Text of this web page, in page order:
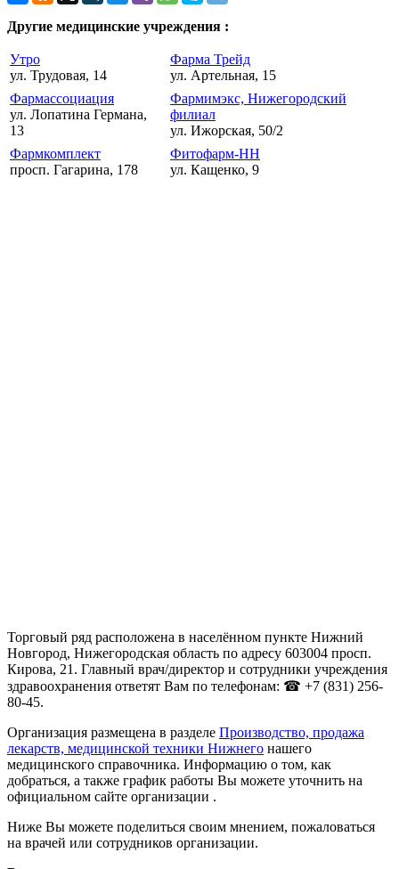
Другие медицинские учреждения :
Утро
ул. Трудовая, 14
Фарма Трейд
ул. Артельная, 15
Фармассоциация
ул. Лопатина Германа,
13
Фармимэкс, Нижегородский
филиал
ул. Ижорская, 50/2
Фармкомплект
просп. Гагарина, 178
Фитофарм-НН
ул. Кащенко, 9
Торговый ряд расположена в населённом пункте Нижний
Новгород, Нижегородская область по адресу 603004 просп.
Кирова, 21. Главный врач/директор и сотрудники учреждения
здравоохранения ответят Вам по телефонам: ☎ +7 (831) 256-
80-45.
Организация размещена в разделе Производство, продажа
лекарств, медицинской техники Нижнего нашего
медицинского справочника. Информацию о том, как
добраться, а также график работы Вы можете уточнить на
официальном сайте организации .
Ниже Вы можете поделиться своим мнением, пожаловаться
на врачей или сотрудников организации.